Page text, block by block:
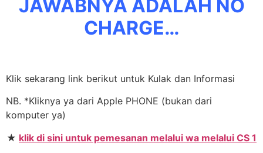
JAWABNYA ADALAH NO
CHARGE…
Klik sekarang link berikut untuk Kulak dan Informasi
NB. *Kliknya ya dari Apple PHONE (bukan dari
komputer ya)
★ klik di sini untuk pemesanan melalui wa melalui CS 1